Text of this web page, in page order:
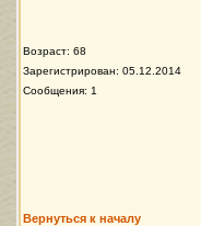
Возраст: 68
Зарегистрирован: 05.12.2014
Сообщения: 1
Вернуться к началу